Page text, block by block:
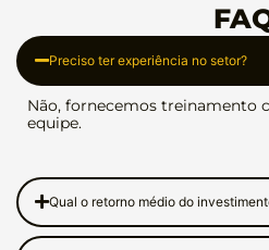
Preciso ter experiência no setor?
Não, fornecemos treinamento
equipe.
Qual o retorno médio do